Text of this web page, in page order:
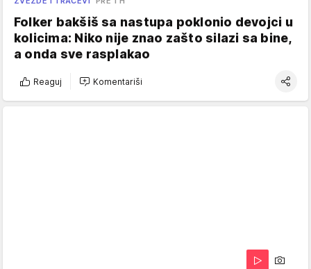
Folker bakšiš sa nastupa poklonio devojci u
kolicima: Niko nije znao zašto silazi sa bine,
a onda sve rasplakao
Reaguj Komentariši